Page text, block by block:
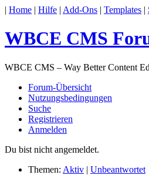
| Home | Hilfe | Add-Ons | Templates |
WBCE CMS
WBCE CMS – Way Better Content
Forum-Übersicht
Nutzungsbedingungen
Suche
Registrieren
Anmelden
Du bist nicht angemeldet.
Themen: Aktiv | Unbeantwortet